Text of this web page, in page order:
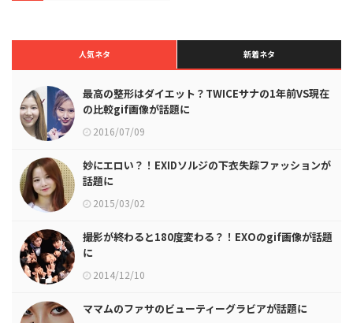
人気ネタ 新着ネタ
最高の整形はダイエット？TWICEサナの1年前VS現在
の比較gif画像が話題に
2016/07/09
妙にエロい？！EXIDソルジの下衣失踪ファッションが
話題に
2015/03/02
撮影が終わると180度変わる？！EXOのgif画像が話題
に
2014/12/10
ママムのファサのビューティーグラビアが話題に